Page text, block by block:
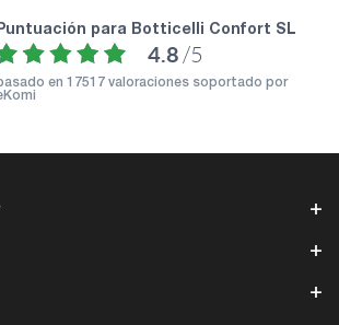
puntuación para Botticelli Confort SL
4.8 /5
en 17517 valoraciones soportado por